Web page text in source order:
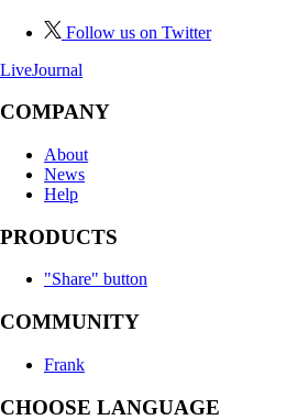
Follow us on Twitter
LiveJournal
COMPANY
About
News
Help
PRODUCTS
"Share" button
COMMUNITY
Frank
CHOOSE LANGUAGE